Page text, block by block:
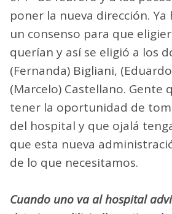
poner la nueva dirección.
un consenso para que
querían y así se eligió a los
(Fernanda) Bigliani,
(Marcelo) Castellano. Gente
tener la oportunidad de
del hospital y que ojalá
que esta nueva
de lo que necesitamos.
Cuando uno va al hospital